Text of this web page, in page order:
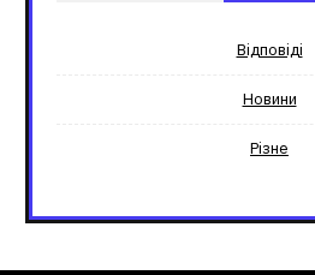
Відповіді
Новини
Різне